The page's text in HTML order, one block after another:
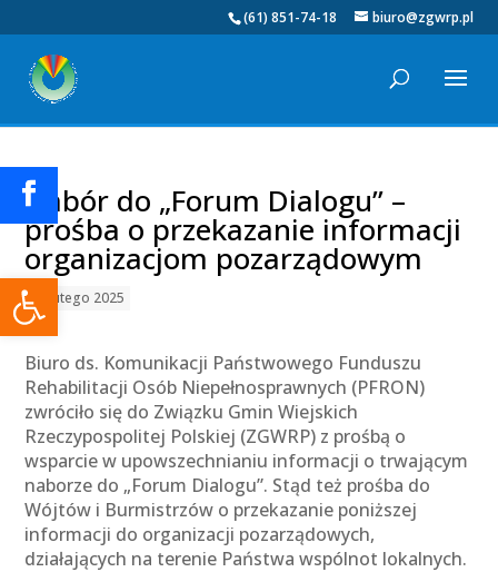
Otwórz pasek narzędzi
(61) 851-74-18 biuro@zgwrp.pl
Nabór do „Forum Dialogu” –
prośba o przekazanie informacji
organizacjom pozarządowym
17 lutego 2025
Biuro ds. Komunikacji Państwowego Funduszu
Rehabilitacji Osób Niepełnosprawnych (PFRON)
zwróciło się do Związku Gmin Wiejskich
Rzeczypospolitej Polskiej (ZGWRP) z prośbą o
wsparcie w upowszechnianiu informacji o trwającym
naborze do „Forum Dialogu”. Stąd też prośba do
Wójtów i Burmistrzów o przekazanie poniższej
informacji do organizacji pozarządowych,
działających na terenie Państwa wspólnot lokalnych.